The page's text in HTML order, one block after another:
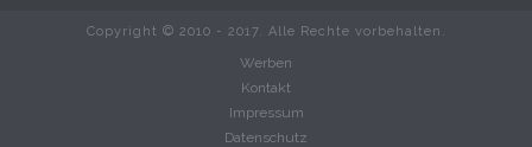
Copyright © 2010 - 2017. Alle Rechte vorbehalten.
Werben
Kontakt
Impressum
Datenschutz